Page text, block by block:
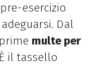
esercizio
Dal
multe per
il tassello